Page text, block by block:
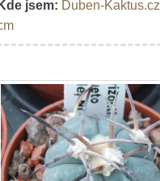
Kde jsem: Duben-Kaktus.cz